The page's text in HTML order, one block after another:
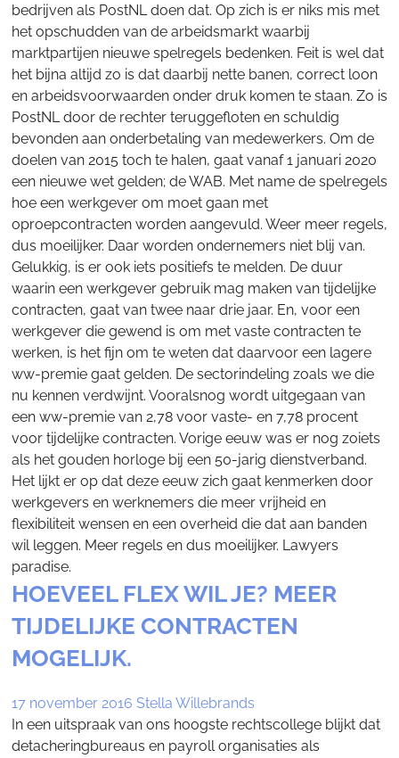
bedrijven als PostNL doen dat. Op zich is er niks mis met
het opschudden van de arbeidsmarkt waarbij
marktpartijen nieuwe spelregels bedenken. Feit is wel dat
het bijna altijd zo is dat daarbij nette banen, correct loon
en arbeidsvoorwaarden onder druk komen te staan. Zo is
PostNL door de rechter teruggefloten en schuldig
bevonden aan onderbetaling van medewerkers. Om de
doelen van 2015 toch te halen, gaat vanaf 1 januari 2020
een nieuwe wet gelden; de WAB. Met name de spelregels
hoe een werkgever om moet gaan met
oproepcontracten worden aangevuld. Weer meer regels,
dus moeilijker. Daar worden ondernemers niet blij van.
Gelukkig, is er ook iets positiefs te melden. De duur
waarin een werkgever gebruik mag maken van tijdelijke
contracten, gaat van twee naar drie jaar. En, voor een
werkgever die gewend is om met vaste contracten te
werken, is het fijn om te weten dat daarvoor een lagere
ww-premie gaat gelden. De sectorindeling zoals we die
nu kennen verdwijnt. Vooralsnog wordt uitgegaan van
een ww-premie van 2,78 voor vaste- en 7,78 procent
voor tijdelijke contracten. Vorige eeuw was er nog zoiets
als het gouden horloge bij een 50-jarig dienstverband.
Het lijkt er op dat deze eeuw zich gaat kenmerken door
werkgevers en werknemers die meer vrijheid en
flexibiliteit wensen en een overheid die dat aan banden
wil leggen. Meer regels en dus moeilijker. Lawyers
paradise.
HOEVEEL FLEX WIL JE? MEER
TIJDELIJKE CONTRACTEN
MOGELIJK.
17 november 2016 Stella Willebrands
In een uitspraak van ons hoogste rechtscollege blijkt dat
detacheringbureaus en payroll organisaties als